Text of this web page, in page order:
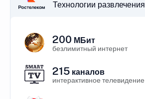
Технологии развлечения
200 МБит
безлимитный интернет
215 каналов
интерактивное телевидение